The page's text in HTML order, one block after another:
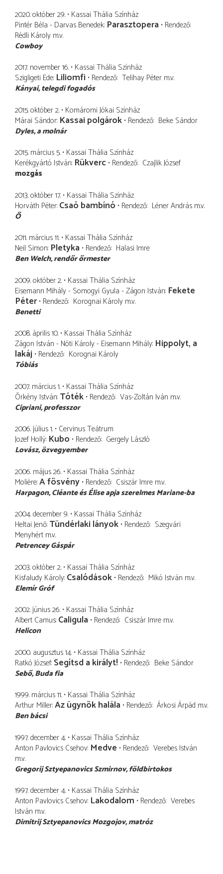
2020. október 29. Kassai Thália Színház
Pintér Béla - Darvas Benedek Parasztopera Rendező
Rédli Károly m.v.
Cowboy
2017. november 16. Kassai Thália Színház
Szigligeti Ede Liliomfi Rendező Telihay Péter m.v.
Kányai telegdi fogadós
2015. október 2. Komáromi Jókai Színház
Márai Sándor Kassai polgárok Rendező Beke Sándor
Dyles a molnár
2015. március 5. Kassai Thália Színház
Kerékgyártó István Rükverc Rendező Czajlik József
mozgás
2013. október 17. Kassai Thália Színház
Horváth Péter Csaó bambínó Rendező Léner András m.v.
Ő
2011. március 11. Kassai Thália Színház
Neil Simon Pletyka Rendező Halasi Imre
Ben Welch rendőr őrmester
2009. október 2. Kassai Thália Színház
Eisemann Mihály - Somogyi Gyula - Zágon István Fekete
Péter Rendező Korognai Károly m.v.
Benetti
2008. április 10. Kassai Thália Színház
Zágon István - Nóti Károly - Eisemann Mihály Hippolyt, a
lakáj Rendező Korognai Károly
Tóbiás
2007. március 1. Kassai Thália Színház
Örkény István Tóték Rendező Vas-Zoltán Iván m.v.
Cipriani professzor
2006. július 1. Cervinus Teátrum
Jozef Hollý Kubo Rendező Gergely László
Lovász özvegyember
2006. május 26. Kassai Thália Színház
Molière A fösvény Rendező Csiszár Imre m.v.
Harpagon Cléante és Élise apja szerelmes Mariane-ba
2004. december 9. Kassai Thália Színház
Heltai Jenő Tündérlaki lányok Rendező Szegvári
Menyhért m.v.
Petrencey Gáspár
2003. október 2. Kassai Thália Színház
Kisfaludy Károly Csalódások Rendező Mikó István m.v.
Elemír Gróf
2002. június 26. Kassai Thália Színház
Albert Camus Caligula Rendező Csiszár Imre m.v.
Helicon
2000. augusztus 14. Kassai Thália Színház
Ratkó József Segítsd a királyt! Rendező Beke Sándor
Sebő Buda fia
1999. március 11. Kassai Thália Színház
Arthur Miller Az ügynök halála Rendező Árkosi Árpád m.v.
Ben bácsi
1997. december 4. Kassai Thália Színház
Anton Pavlovics Csehov Medve Rendező Verebes István
m.v.
Gregorij Sztyepanovics Szmirnov földbirtokos
1997. december 4. Kassai Thália Színház
Anton Pavlovics Csehov Lakodalom Rendező Verebes
István m.v.
Dimitrij Sztyepanovics Mozgojov matróz